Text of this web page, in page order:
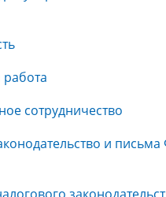
сотрудничество
и